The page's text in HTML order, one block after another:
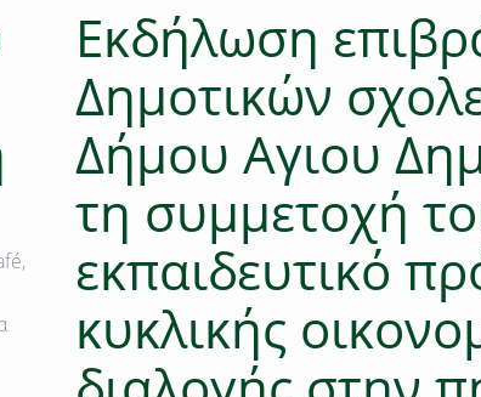
Εκδήλωση
Δημοτικών
Δήμου Αγιου
τη συμμετοχή
εκπαιδευτικό
κυκλικής